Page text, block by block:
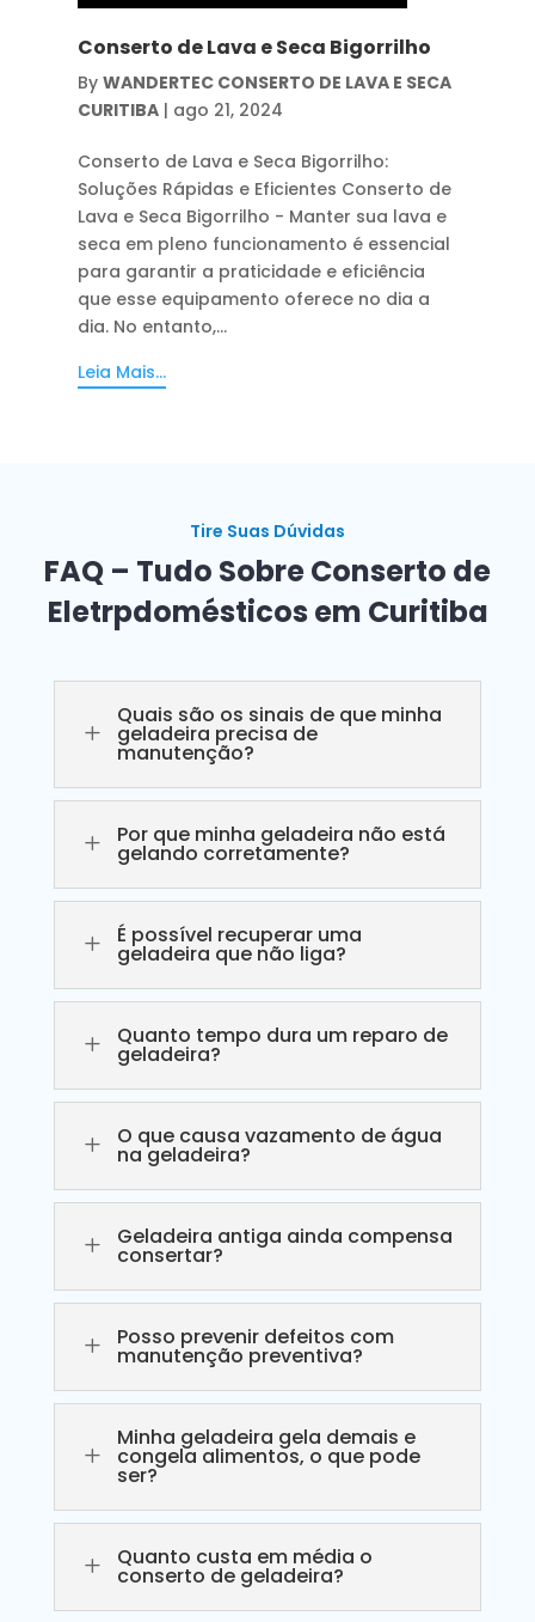
Conserto de Lava e Seca Bigorrilho
By WANDERTEC CONSERTO DE LAVA E SECA
CURITIBA| ago 21, 2024
Conserto de Lava e Seca Bigorrilho:
Soluções Rápidas e Eficientes Conserto de
Lava e Seca Bigorrilho - Manter sua lava e
seca em pleno funcionamento é essencial
para garantir a praticidade e eficiência
que esse equipamento oferece no dia a
dia. No entanto,...
Leia Mais...
Tire Suas Dúvidas
FAQ – Tudo Sobre Conserto de
Eletrpdomésticos em Curitiba
L
Quais são os sinais de que minha
geladeira precisa de
manutenção?
L Por que minha geladeira não está
gelando corretamente?
L É possível recuperar uma
geladeira que não liga?
L Quanto tempo dura um reparo de
geladeira?
L O que causa vazamento de água
na geladeira?
L Geladeira antiga ainda compensa
consertar?
L Posso prevenir defeitos com
manutenção preventiva?
L
Minha geladeira gela demais e
congela alimentos, o que pode
ser?
L Quanto custa em média o
conserto de geladeira?